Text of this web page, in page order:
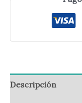
Descripción